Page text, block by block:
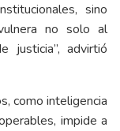
sino
no solo al
justicia”, advirtió
como inteligencia
impide a